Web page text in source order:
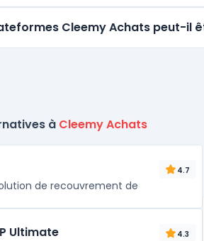
Cleemy Achats peut-il
à Cleemy Achats
4.7
de recouvrement de
Ultimate 4.3